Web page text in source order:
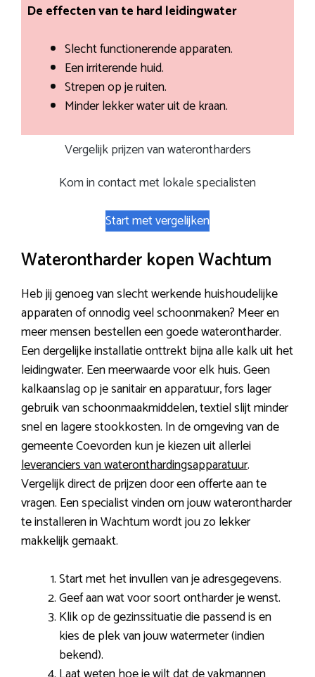
De effecten van te hard leidingwater
Slecht functionerende apparaten.
Een irriterende huid.
Strepen op je ruiten.
Minder lekker water uit de kraan.
Vergelijk prijzen van waterontharders
Kom in contact met lokale specialisten
Start met vergelijken
Waterontharder kopen Wachtum
Heb jij genoeg van slecht werkende huishoudelijke
apparaten of onnodig veel schoonmaken? Meer en
meer mensen bestellen een goede waterontharder.
Een dergelijke installatie onttrekt bijna alle kalk uit het
leidingwater. Een meerwaarde voor elk huis. Geen
kalkaanslag op je sanitair en apparatuur, fors lager
gebruik van schoonmaakmiddelen, textiel slijt minder
snel en lagere stookkosten. In de omgeving van de
gemeente Coevorden kun je kiezen uit allerlei
leveranciers van wateronthardingsapparatuur.
Vergelijk direct de prijzen door een offerte aan te
vragen. Een specialist vinden om jouw waterontharder
te installeren in Wachtum wordt jou zo lekker
makkelijk gemaakt.
Start met het invullen van je adresgegevens.
Geef aan wat voor soort ontharder je wenst.
Klik op de gezinssituatie die passend is en
kies de plek van jouw watermeter (indien
bekend).